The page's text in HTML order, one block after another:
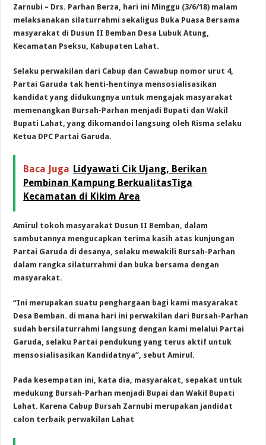
Zarnubi – Drs. Parhan Berza, hari ini Minggu (3/6/18) malam
melaksanakan silaturrahmi sekaligus Buka Puasa Bersama
masyarakat di Dusun II Bemban Desa Lubuk Atung,
Kecamatan Pseksu, Kabupaten Lahat.
Selaku perwakilan dari Cabup dan Cawabup nomor urut 4,
Partai Garuda tak henti-hentinya mensosialisasikan
kandidat yang didukungnya untuk mengajak masyarakat
memenangkan Bursah-Parhan menjadi Bupati dan Wakil
Bupati Lahat, yang dikomandoi langsung oleh Risma selaku
Ketua DPC Partai Garuda.
Baca Juga Lidyawati Cik Ujang, Berikan
Pembinan Kampung BerkualitasTiga
Kecamatan di Kikim Area
Amirul tokoh masyarakat Dusun II Bemban, dalam
sambutannya mengucapkan terima kasih atas kunjungan
Partai Garuda di desanya, selaku mewakili Bursah-Parhan
dalam rangka silaturrahmi dan buka bersama dengan
masyarakat.
“Ini merupakan suatu penghargaan bagi kami masyarakat
Desa Bemban. di mana hari ini perwakilan dari Bursah-Parhan
sudah bersilaturrahmi langsung dengan kami melalui Partai
Garuda, selaku Partai pendukung yang terus aktif untuk
mensosialisasikan Kandidatnya”, sebut Amirul.
Pada kesempatan ini, kata dia, masyarakat, sepakat untuk
medukung Bursah-Parhan menjadi Bupai dan Wakil Bupati
Lahat. Karena Cabup Bursah Zarnubi merupakan jandidat
calon terbaik perwakilan Lahat